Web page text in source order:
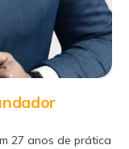
27 anos de prática